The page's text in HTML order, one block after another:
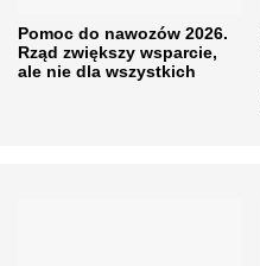
Pomoc do nawozów 2026.
Rząd zwiększy wsparcie,
ale nie dla wszystkich